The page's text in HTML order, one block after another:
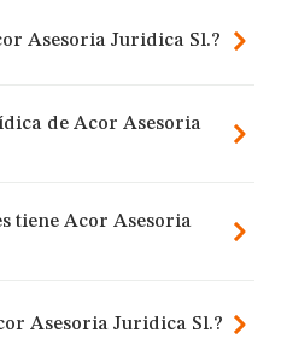
Asesoria Juridica Sl.?
de Acor Asesoria
tiene Acor Asesoria
Asesoria Juridica Sl.?